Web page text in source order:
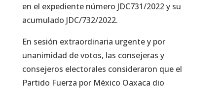
en el expediente número JDC731/2022 y su
acumulado JDC/732/2022.
En sesión extraordinaria urgente y por
unanimidad de votos, las consejeras y
consejeros electorales consideraron que el
Partido Fuerza por México Oaxaca dio